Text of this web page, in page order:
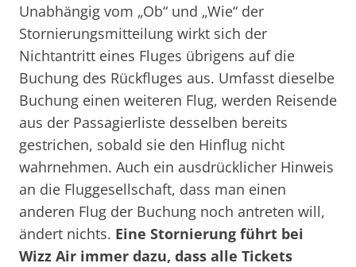
Unabhängig vom „Ob“ und „Wie“ der
Stornierungsmitteilung wirkt sich der
Nichtantritt eines Fluges übrigens auf die
Buchung des Rückfluges aus. Umfasst dieselbe
Buchung einen weiteren Flug, werden Reisende
aus der Passagierliste desselben bereits
gestrichen, sobald sie den Hinflug nicht
wahrnehmen. Auch ein ausdrücklicher Hinweis
an die Fluggesellschaft, dass man einen
anderen Flug der Buchung noch antreten will,
ändert nichts. Eine Stornierung führt bei
Wizz Air immer dazu, dass alle Tickets